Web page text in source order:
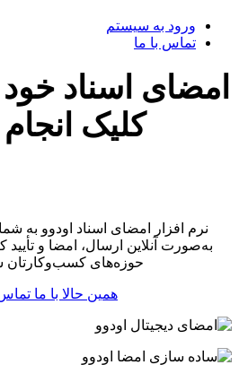
ورود به سیستم
تماس با ما
امضای اسناد خود
کلیک
نرم افزار امضای اسناد اودوو به
به‌صورت آنلاین ارسال، امضا و تأیید
حوزه‌های کسب‌وکارتان
همین حالا با ما